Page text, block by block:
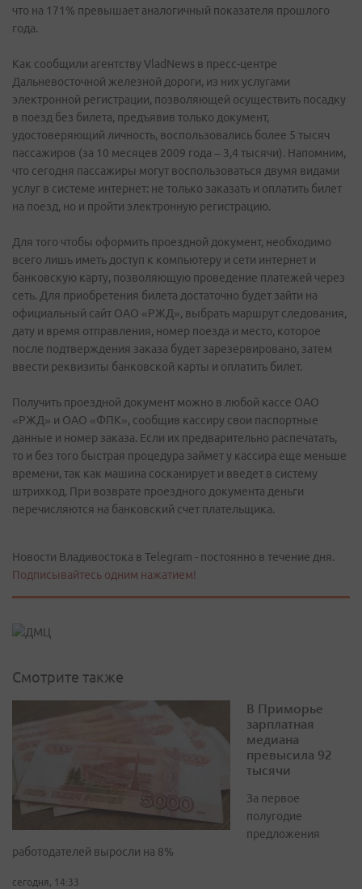
что на 171% превышает аналогичный показателя прошлого
года.
Как сообщили агентству VladNews в пресс-центре
Дальневосточной железной дороги, из них услугами
электронной регистрации, позволяющей осуществить посадку
в поезд без билета, предъявив только документ,
удостоверяющий личность, воспользовались более 5 тысяч
пассажиров (за 10 месяцев 2009 года – 3,4 тысячи). Напомним,
что сегодня пассажиры могут воспользоваться двумя видами
услуг в системе интернет: не только заказать и оплатить билет
на поезд, но и пройти электронную регистрацию.
Для того чтобы оформить проездной документ, необходимо
всего лишь иметь доступ к компьютеру и сети интернет и
банковскую карту, позволяющую проведение платежей через
сеть. Для приобретения билета достаточно будет зайти на
официальный сайт ОАО «РЖД», выбрать маршрут следования,
дату и время отправления, номер поезда и место, которое
после подтверждения заказа будет зарезервировано, затем
ввести реквизиты банковской карты и оплатить билет.
Получить проездной документ можно в любой кассе ОАО
«РЖД» и ОАО «ФПК», сообщив кассиру свои паспортные
данные и номер заказа. Если их предварительно распечатать,
то и без того быстрая процедура займет у кассира еще меньше
времени, так как машина сосканирует и введет в систему
штрихкод. При возврате проездного документа деньги
перечисляются на банковский счет плательщика.
Новости Владивостока в Telegram - постоянно в течение дня.
Подписывайтесь одним нажатием!
Смотрите также
В Приморье
зарплатная
медиана
превысила 92
тысячи
За первое
полугодие
предложения
работодателей выросли на 8%
сегодня, 14:33